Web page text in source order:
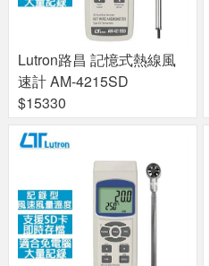
Lutron路昌 記憶式熱線風
速計 AM-4215SD
$15330